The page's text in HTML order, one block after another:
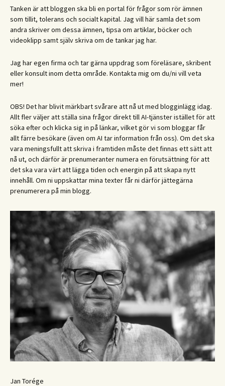
Tanken är att bloggen ska bli en portal för frågor som rör ämnen
som tillit, tolerans och socialt kapital. Jag vill här samla det som
andra skriver om dessa ämnen, tipsa om artiklar, böcker och
videoklipp samt själv skriva om de tankar jag har.
Jag har egen firma och tar gärna uppdrag som föreläsare, skribent
eller konsult inom detta område. Kontakta mig om du/ni vill veta
mer!
OBS! Det har blivit märkbart svårare att nå ut med blogginlägg idag.
Allt fler väljer att ställa sina frågor direkt till AI-tjänster istället för att
söka efter och klicka sig in på länkar, vilket gör vi som bloggar får
allt färre besökare (även om AI tar information från oss). Om det ska
vara meningsfullt att skriva i framtiden måste det finnas ett sätt att
nå ut, och därför är prenumeranter numera en förutsättning för att
det ska vara värt att lägga tiden och energin på att skapa nytt
innehåll. Om ni uppskattar mina texter får ni därför jättegärna
prenumerera på min blogg.
Jan Torége